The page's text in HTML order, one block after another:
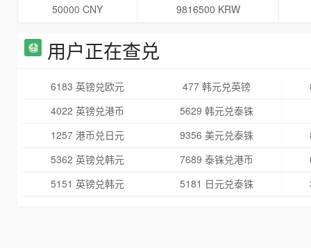
50000 CNY
9816500 KRW
用户正在查兑
6183 英镑兑欧元 477 韩元兑英镑
4022 英镑兑港币
5629 韩元兑泰铢
1257 港币兑日元
9356 美元兑泰铢
5362 英镑兑韩元
7689 泰铢兑港币
5151 英镑兑韩元
5181 日元兑泰铢